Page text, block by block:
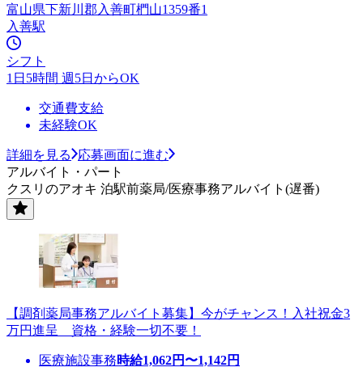
富山県下新川郡入善町椚山1359番1
入善駅
シフト
1日5時間 週5日からOK
交通費支給
未経験OK
詳細を見る
応募画面に進む
アルバイト・パート
クスリのアオキ 泊駅前薬局/医療事務アルバイト(遅番)
【調剤薬局事務アルバイト募集】今がチャンス！入社祝金3
万円進呈 資格・経験一切不要！
医療施設事務時給1,062円〜1,142円